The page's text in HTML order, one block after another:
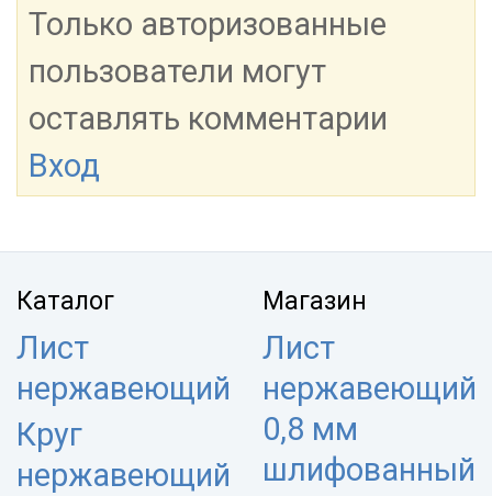
Только авторизованные
пользователи могут
оставлять комментарии
Вход
Каталог
Лист
нержавеющий
Круг
нержавеющий
Магазин
Лист
нержавеющий
0,8 мм
шлифованный